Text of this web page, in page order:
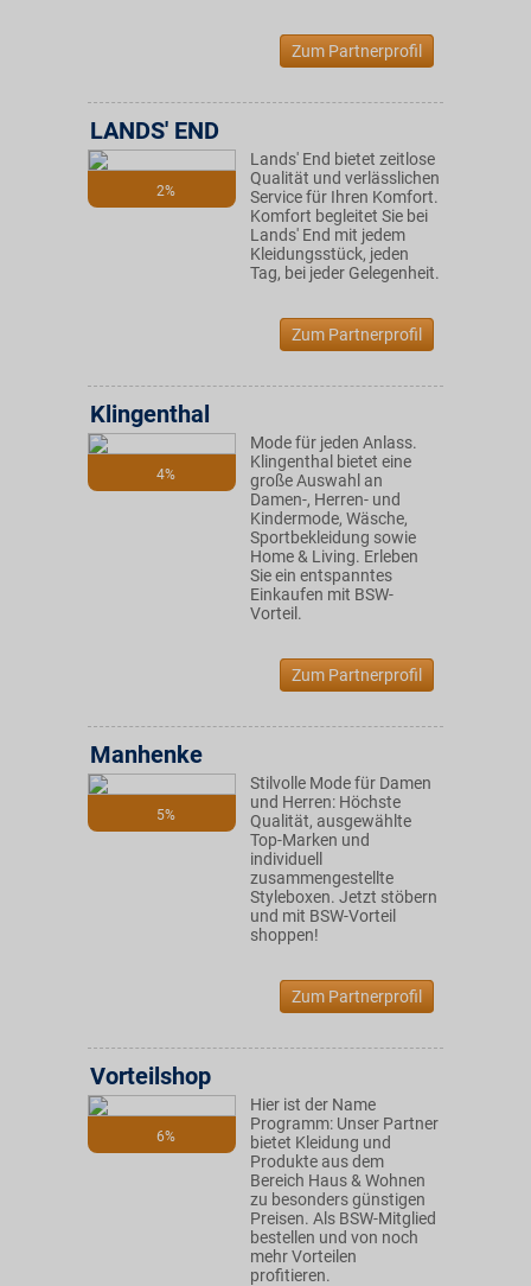
Zum Partnerprofil
2%
LANDS' END
Lands' End bietet zeitlose
Qualität und verlässlichen
Service für Ihren Komfort.
Komfort begleitet Sie bei
Lands' End mit jedem
Kleidungsstück, jeden
Tag, bei jeder Gelegenheit.
Zum Partnerprofil
4%
Klingenthal
Mode für jeden Anlass.
Klingenthal bietet eine
große Auswahl an
Damen-, Herren- und
Kindermode, Wäsche,
Sportbekleidung sowie
Home & Living. Erleben
Sie ein entspanntes
Einkaufen mit BSW-
Vorteil.
Zum Partnerprofil
5%
Manhenke
Stilvolle Mode für Damen
und Herren: Höchste
Qualität, ausgewählte
Top-Marken und
individuell
zusammengestellte
Styleboxen. Jetzt stöbern
und mit BSW-Vorteil
shoppen!
Zum Partnerprofil
6%
Vorteilshop
Hier ist der Name
Programm: Unser Partner
bietet Kleidung und
Produkte aus dem
Bereich Haus & Wohnen
zu besonders günstigen
Preisen. Als BSW-Mitglied
bestellen und von noch
mehr Vorteilen
profitieren.